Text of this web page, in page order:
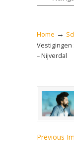
Home →
Vestigingen
– Nijverdal
Previous